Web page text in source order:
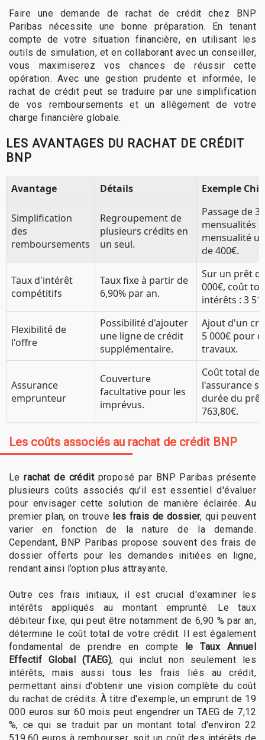
Faire une demande de rachat de crédit chez BNP
Paribas nécessite une bonne préparation. En tenant
compte de votre situation financière, en utilisant les
outils de simulation, et en collaborant avec un conseiller,
vous maximiserez vos chances de réussir cette
opération. Avec une gestion prudente et informée, le
rachat de crédit peut se traduire par une simplification
de vos remboursements et un allègement de votre
charge financière globale.
LES AVANTAGES DU RACHAT DE CRÉDIT
BNP
Avantage Détails Exemple
Simplification
des
remboursements
Regroupement de
plusieurs crédits en
un seul.
Passage de 3
mensualités
mensualité
de 400€.
Taux d'intérêt
compétitifs
Taux fixe à partir de
6,90% par an.
Sur un prêt
000€, coût
intérêts : 3
Flexibilité de
l'offre
Possibilité d'ajouter
une ligne de crédit
supplémentaire.
Ajout d'un
5 000€ pour
travaux.
Assurance
emprunteur
Couverture
facultative pour les
imprévus.
Coût total de
l'assurance
durée du prêt
763,80€.
Les coûts associés au rachat de crédit BNP
Lerachat de créditproposé par BNP Paribas présente
plusieurs coûts associés qu'il est essentiel d'évaluer
pour envisager cette solution de manière éclairée. Au
premier plan, on trouve les frais de dossier, qui peuvent
varier en fonction de la nature de la demande.
Cependant, BNP Paribas propose souvent des frais de
dossier offerts pour les demandes initiées en ligne,
rendant ainsi l’option plus attrayante.
Outre ces frais initiaux, il est crucial d'examiner les
intérêts appliqués au montant emprunté. Le taux
débiteur fixe, qui peut être notamment de 6,90 % par an,
détermine le coût total de votre crédit. Il est également
fondamental de prendre en compte
le Taux Annuel
Effectif Global (TAEG), qui inclut non seulement les
intérêts, mais aussi tous les frais liés au crédit,
permettant ainsi d'obtenir une vision complète du coût
du rachat de crédits. À titre d'exemple, un emprunt de 19
000 euros sur 60 mois peut engendrer un TAEG de 7,12
%, ce qui se traduit par un montant total d'environ 22